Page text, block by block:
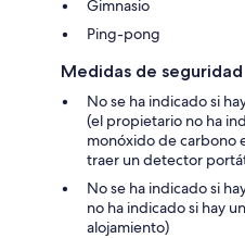
Gimnasio
Ping-pong
Medidas de seguridad
No se ha indicado si
(el propietario no ha
monóxido de carbono
traer un detector
No se ha indicado si
no ha indicado si hay
alojamiento)